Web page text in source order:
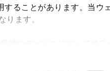
ることがあります。当ウ
ます。
に入り